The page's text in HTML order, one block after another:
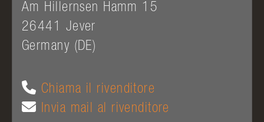
Am Hillernsen Hamm 15
26441 Jever
Germany (DE)
Chiama il rivenditore
Invia mail al rivenditore